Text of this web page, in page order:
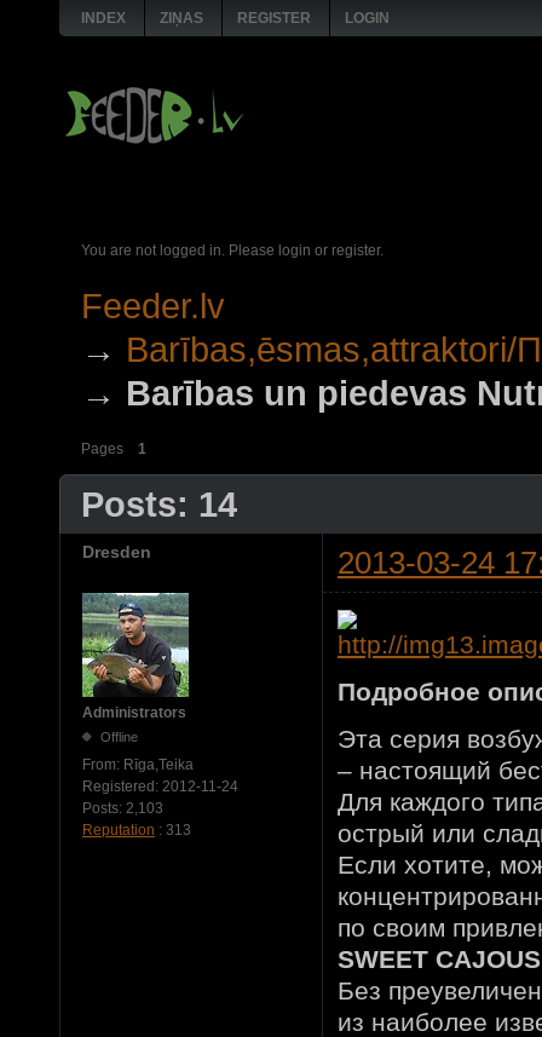
INDEX ZIŅAS REGISTER LOGIN
You are not logged in. Please login or register.
Feeder.lv
→ Barības,ēsmas,attraktori/
→ Barības un piedevas
Pages 1
Posts: 14
Dresden 2013-03-24
Administrators
Offline
From: Rīga,Teika
Registered: 2012-11-24
Posts: 2,103
Reputation : 313
Подробное
Эта серия
– настоящий
Для каждого
острый или
Если хотите,
по своим
SWEET
Без
из наиболее